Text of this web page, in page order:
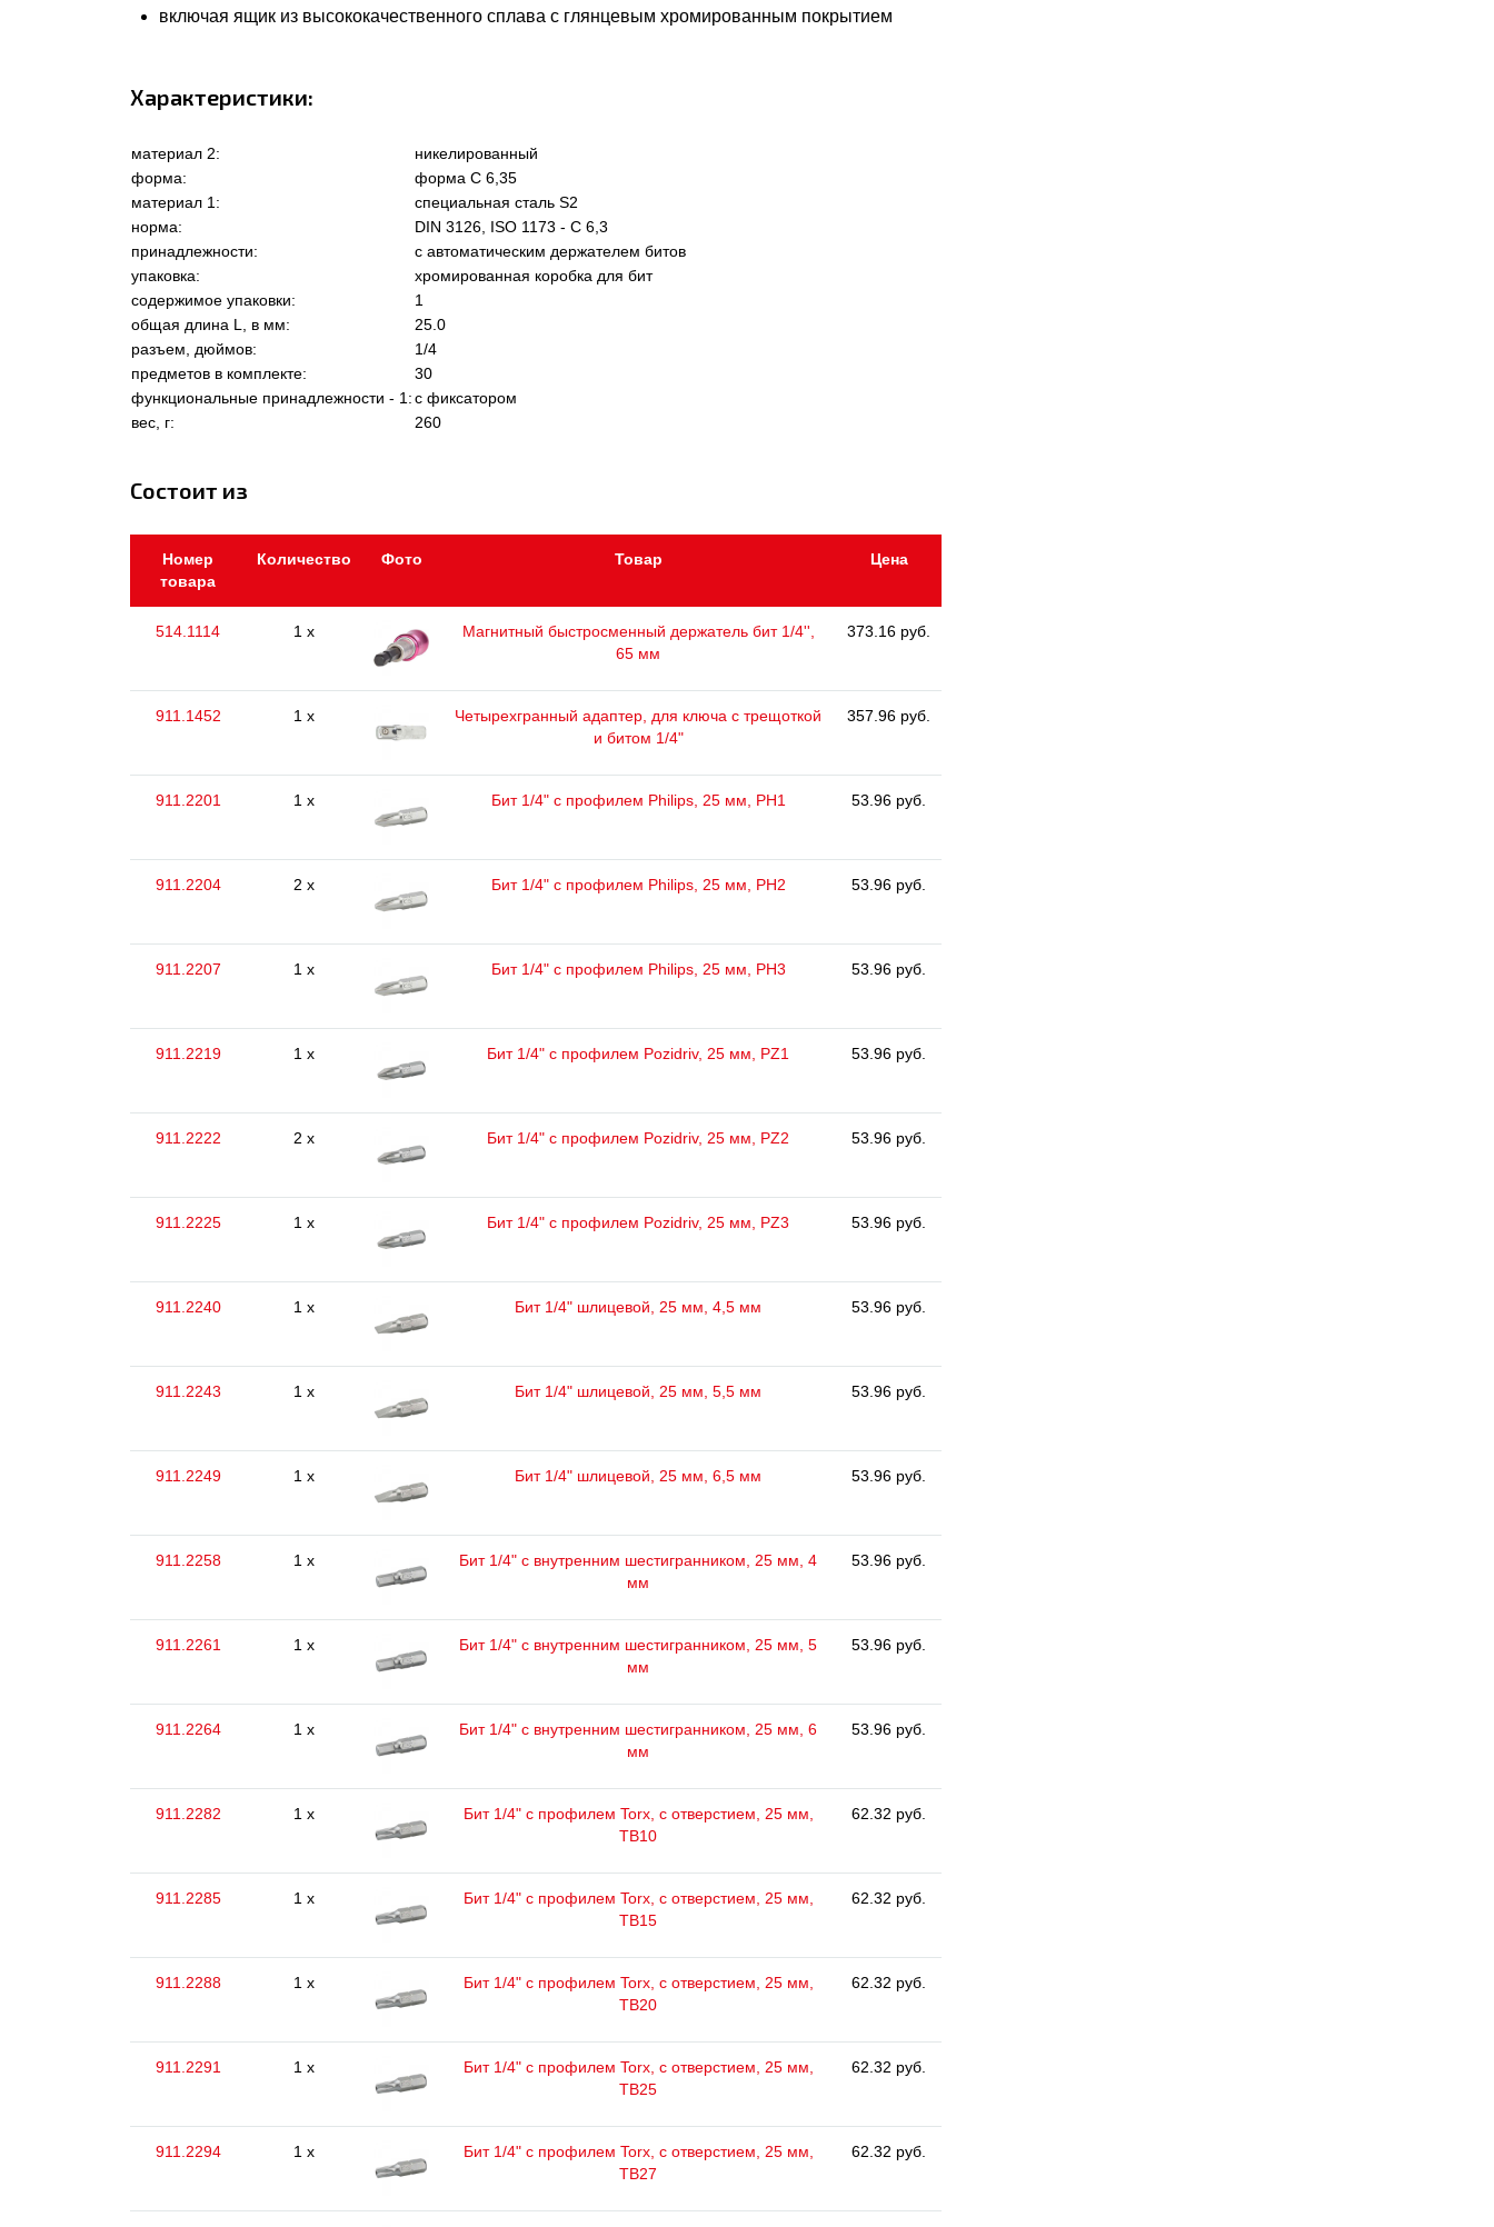
включая ящик из высококачественного сплава с глянцевым хромированным покрытием
Характеристики:
материал 2:
никелированный
форма:
форма C 6,35
материал 1:
специальная сталь S2
норма:
DIN 3126, ISO 1173 - C 6,3
принадлежности:
с автоматическим держателем битов
упаковка:
хромированная коробка для бит
содержимое упаковки:
1
общая длина L, в мм:
25.0
разъем, дюймов:
1/4
предметов в комплекте:
30
функциональные принадлежности - 1:с фиксатором
вес, г:
260
Состоит из
Номер
товара
Количество Фото Товар Цена
514.1114 1 x
Магнитный быстросменный держатель бит 1/4'',
65 мм
373.16 руб.
911.1452 1 x
Четырехгранный адаптер, для ключа с трещоткой
и битом 1/4"
357.96 руб.
911.2201 1 x Бит 1/4" с профилем Philips, 25 мм, РН1 53.96 руб.
911.2204 2 x Бит 1/4" с профилем Philips, 25 мм, РН2 53.96 руб.
911.2207 1 x Бит 1/4" с профилем Philips, 25 мм, РН3 53.96 руб.
911.2219 1 x Бит 1/4" с профилем Pozidriv, 25 мм, PZ1 53.96 руб.
911.2222 2 x Бит 1/4" с профилем Pozidriv, 25 мм, PZ2 53.96 руб.
911.2225 1 x Бит 1/4" с профилем Pozidriv, 25 мм, PZ3 53.96 руб.
911.2240 1 x Бит 1/4" шлицевой, 25 мм, 4,5 мм 53.96 руб.
911.2243 1 x Бит 1/4" шлицевой, 25 мм, 5,5 мм 53.96 руб.
911.2249 1 x Бит 1/4" шлицевой, 25 мм, 6,5 мм 53.96 руб.
911.2258 1 x
Бит 1/4" с внутренним шестигранником, 25 мм, 4
мм
53.96 руб.
911.2261 1 x
Бит 1/4" с внутренним шестигранником, 25 мм, 5
мм
53.96 руб.
911.2264 1 x
Бит 1/4" с внутренним шестигранником, 25 мм, 6
мм
53.96 руб.
911.2282 1 x
Бит 1/4" с профилем Torx, с отверстием, 25 мм,
ТВ10
62.32 руб.
911.2285 1 x
Бит 1/4" с профилем Torx, с отверстием, 25 мм,
ТВ15
62.32 руб.
911.2288 1 x
Бит 1/4" с профилем Torx, с отверстием, 25 мм,
ТВ20
62.32 руб.
911.2291 1 x
Бит 1/4" с профилем Torx, с отверстием, 25 мм,
ТВ25
62.32 руб.
911.2294 1 x
Бит 1/4" с профилем Torx, с отверстием, 25 мм,
ТВ27
62.32 руб.